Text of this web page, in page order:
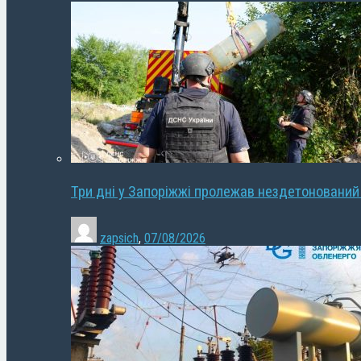
Три дні у Запоріжжі пролежав
zapsich, 07/08/2026